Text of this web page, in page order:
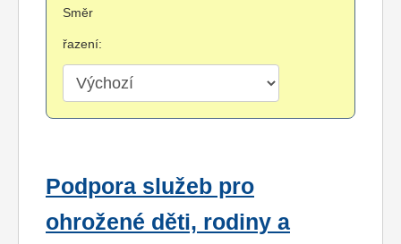
Směr
řazení:
Podpora služeb pro
ohrožené děti, rodiny a